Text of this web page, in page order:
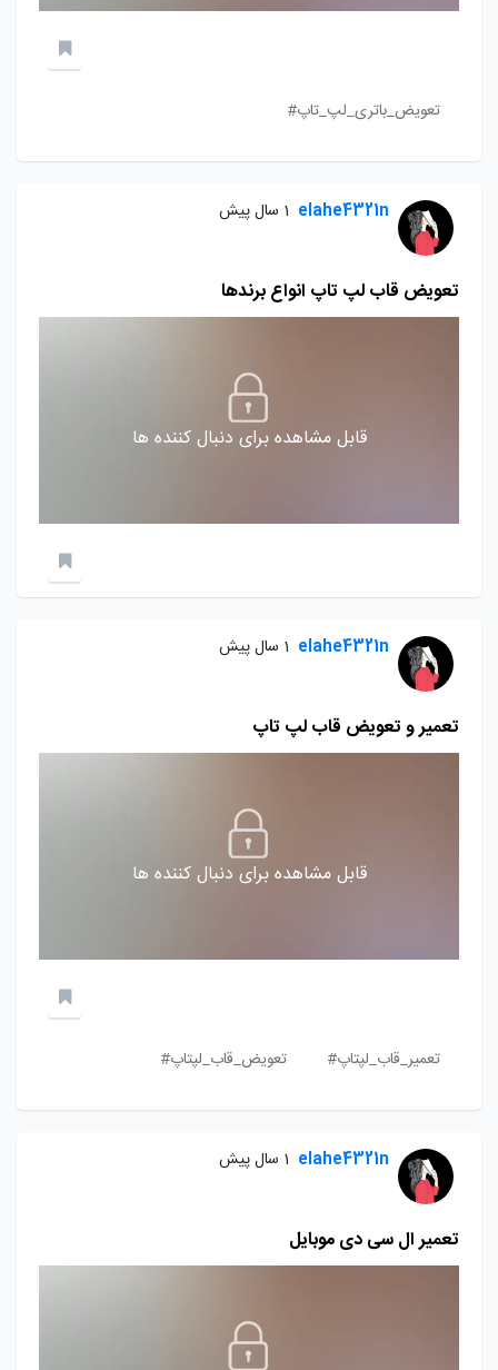
تعویض_باتری_لپ_تاپ#
elahe4321n 1 سال پیش
تعویض قاب لپ تاپ انواع برندها
قابل مشاهده برای دنبال کننده ها
elahe4321n 1 سال پیش
تعمیر و تعویض قاب لپ تاپ
قابل مشاهده برای دنبال کننده ها
تعمیر_قاب_لپتاپ# تعویض_قاب_لپتاپ#
elahe4321n 1 سال پیش
تعمیر ال سی دی موبایل